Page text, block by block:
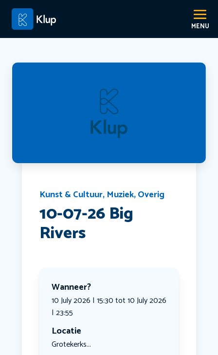
Kunst & Cultuur, Muziek,Overig
10-07-26 Big
Rivers
Wanneer?
10 July 2026 | 15:30 tot 10 July 2026
| 23:55
Locatie
Grotekerks...